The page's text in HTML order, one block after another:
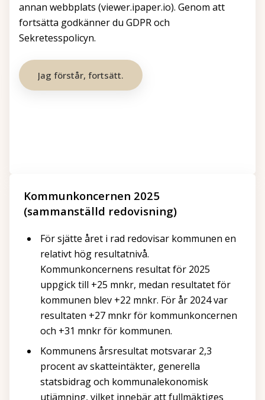
annan webbplats (viewer.ipaper.io). Genom att
fortsätta godkänner du GDPR och
Sekretesspolicyn.
Jag förstår, fortsätt.
Kommunkoncernen 2025
(sammanställd redovisning)
För sjätte året i rad redovisar kommunen en
relativt hög resultatnivå.
Kommunkoncernens resultat för 2025
uppgick till +25 mnkr, medan resultatet för
kommunen blev +22 mnkr. För år 2024 var
resultaten +27 mnkr för kommunkoncernen
och +31 mnkr för kommunen.
Kommunens årsresultat motsvarar 2,3
procent av skatteintäkter, generella
statsbidrag och kommunalekonomisk
utjämning, vilket innebär att fullmäktiges